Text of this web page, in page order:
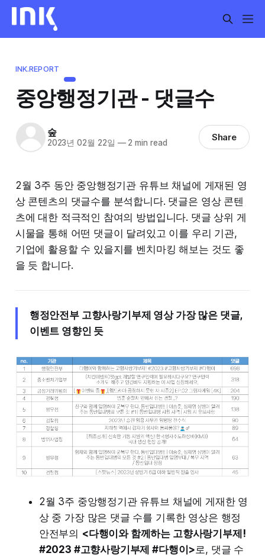
INK.REPORT
중앙행정기관 - 댓글수
숲
2023년 02월 22일 —2 min read Share
2월 3주 동안 중앙행정기관 유튜브 채널에 게재된 영
상 콘텐츠의 댓글수를 분석합니다. 댓글은 영상 콘텐
츠에 대한 적극적인 참여의 방법입니다. 댓글 상위 게
시물을 통해 어떤 댓글이 달려있고 이를 우리 기관,
기업에 활용할 수 있을지를 벤치마킹 해보는 것도 좋
을 듯 합니다.
행정안전부 고향사랑기부제 영상 가장 많은 댓글,
이벤트 영향인 듯
2월 3주 중앙행정기관 유튜브 채널에 게재한 영
상 중 가장 많은 댓글 수를 기록한 영상은 행정
안전부의 <다행이와 함께하는 고향사랑기부제!
#2023 #고향사랑기부제 #다행이> 로, 댓글 수